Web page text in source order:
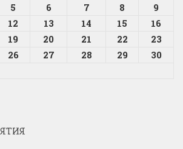
5 6 7 8
9
12 13 14 15
16
19 20 21 22
23
26 27 28 29
30